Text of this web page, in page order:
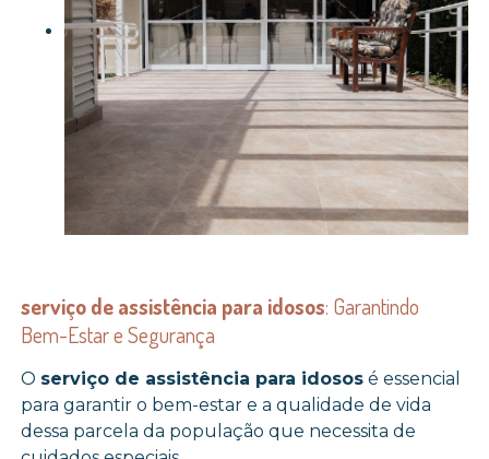
serviço de assistência para idosos: Garantindo
Bem-Estar e Segurança
O serviço de assistência para idosos é essencial
para garantir o bem-estar e a qualidade de vida
dessa parcela da população que necessita de